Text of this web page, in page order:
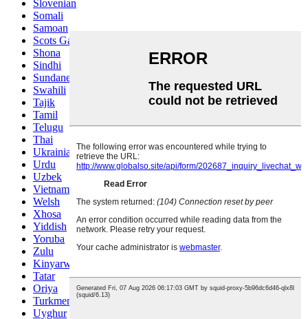
Slovenian
Somali
Samoan
Scots Gaelic
Shona
Sindhi
Sundanese
Swahili
Tajik
Tamil
Telugu
Thai
Ukrainian
Urdu
Uzbek
Vietnamese
Welsh
Xhosa
Yiddish
Yoruba
Zulu
Kinyarwanda
Tatar
Oriya
Turkmen
Uyghur